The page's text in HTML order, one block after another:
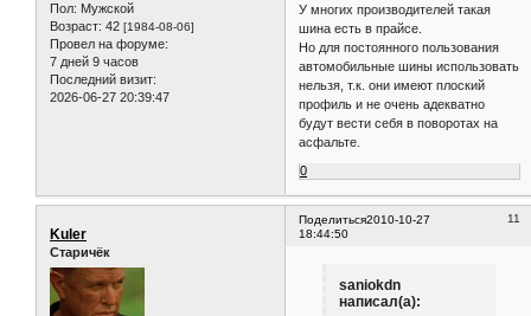
Пол: Мужской
Возраст: 42 [1984-08-06]
Провел на форуме:
7 дней 9 часов
Последний визит:
2026-06-27 20:39:47
У многих производителей такая
шина есть в прайсе.
Но для постоянного пользования
автомобильные шины использовать
нельзя, т.к. они имеют плоский
профиль и не очень адекватно
будут вести себя в поворотах на
асфальте.
0
Поделиться 11
2010-10-27
18:44:50
Kuler
Старичёк
saniokdn
написал(а):